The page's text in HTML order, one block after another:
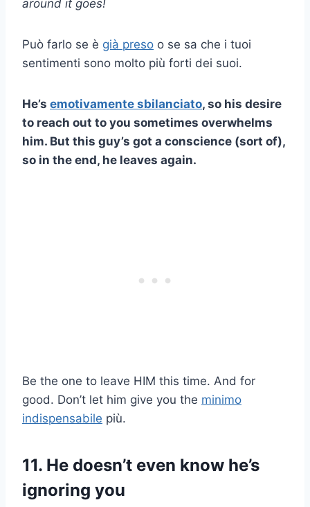
around it goes!
Può farlo se è già preso o se sa che i tuoi
sentimenti sono molto più forti dei suoi.
He’s emotivamente sbilanciato, so his desire
to reach out to you sometimes overwhelms
him. But this guy’s got a conscience (sort of),
so in the end, he leaves again.
Be the one to leave HIM this time. And for
good. Don’t let him give you the minimo
indispensabile più.
11. He doesn’t even know he’s
ignoring you